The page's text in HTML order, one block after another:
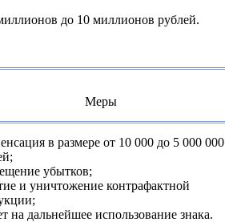
до 10 миллионов рублей.
Меры
в размере от 10 000 до 5 000 000
убытков;
и уничтожение контрафактной
на дальнейшее использование знака.